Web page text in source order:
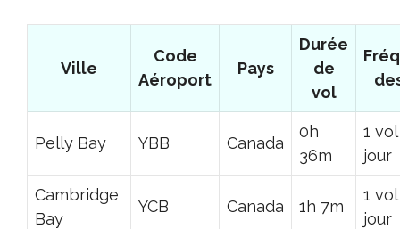
Ville
Code
Aéroport
Pays
Durée
de
vol
Pelly Bay YBB Canada
0h
36m
1
jour
Cambridge
Bay
YCB Canada 1h 7m
1
jour